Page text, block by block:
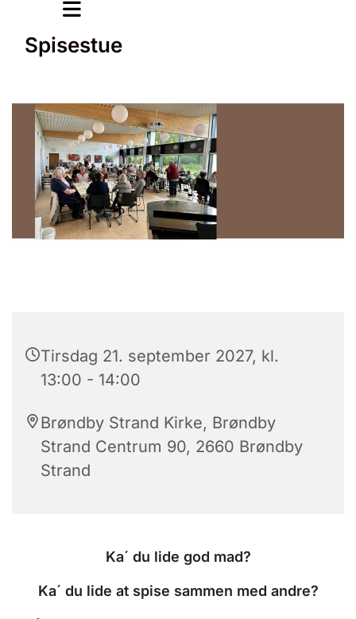
Spisestue
Tirsdag 21. september 2027, kl.
13:00 - 14:00
Brøndby Strand Kirke, Brøndby
Strand Centrum 90, 2660 Brøndby
Strand
Ka´ du lide god mad?
Ka´ du lide at spise sammen med andre?